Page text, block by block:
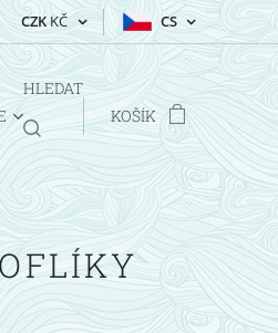
CZKKČ CS
HLEDAT
KOŠÍK